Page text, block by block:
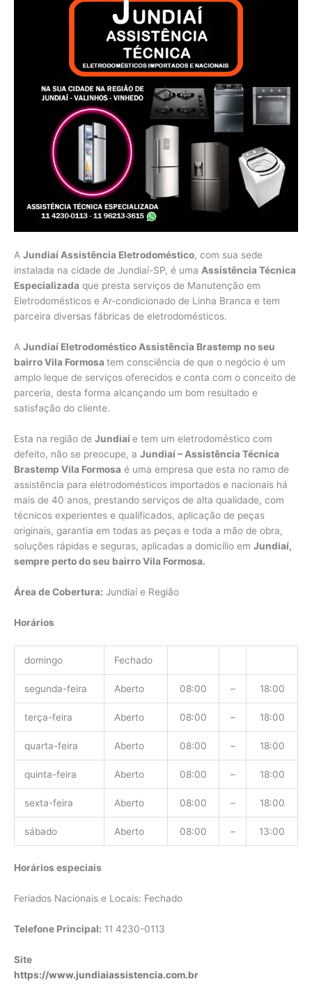
A Jundiaí Assistência Eletrodoméstico, com sua sede
instalada na cidade de Jundiaí-SP, é uma Assistência Técnica
Especializada que presta serviços de Manutenção em
Eletrodomésticos e Ar-condicionado de Linha Branca e tem
parceira diversas fábricas de eletrodomésticos.
A Jundiaí Eletrodoméstico Assistência Brastemp no seu
bairro Vila Formosa tem consciência de que o negócio é um
amplo leque de serviços oferecidos e conta com o conceito de
parceria, desta forma alcançando um bom resultado e
satisfação do cliente.
Esta na região de Jundiaíe tem um eletrodoméstico com
defeito, não se preocupe, a Jundiaí – Assistência Técnica
Brastemp Vila Formosa é uma empresa que esta no ramo de
assistência para eletrodomésticos importados e nacionais há
mais de 40 anos, prestando serviços de alta qualidade, com
técnicos experientes e qualificados, aplicação de peças
originais, garantia em todas as peças e toda a mão de obra,
soluções rápidas e seguras, aplicadas a domicílio em Jundiaí,
sempre perto do seu bairro Vila Formosa.
Área de Cobertura: Jundiaí e Região
Horários
domingo Fechado
segunda-feira Aberto 08:00 – 18:00
terça-feira Aberto 08:00 – 18:00
quarta-feira Aberto 08:00 – 18:00
quinta-feira Aberto 08:00 – 18:00
sexta-feira Aberto 08:00 – 18:00
sábado Aberto 08:00 – 13:00
Horários especiais
Feriados Nacionais e Locais: Fechado
Telefone Principal: 11 4230-0113
Site
https://www.jundiaiassistencia.com.br